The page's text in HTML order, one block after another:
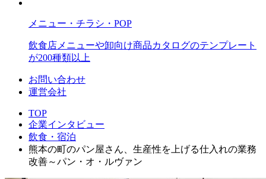
メニュー・チラシ・POP
飲食店メニューや卸向け商品カタログのテンプレート
が200種類以上
お問い合わせ
運営会社
TOP
企業インタビュー
飲食・宿泊
熊本の町のパン屋さん、生産性を上げる仕入れの業務
改善～パン・オ・ルヴァン